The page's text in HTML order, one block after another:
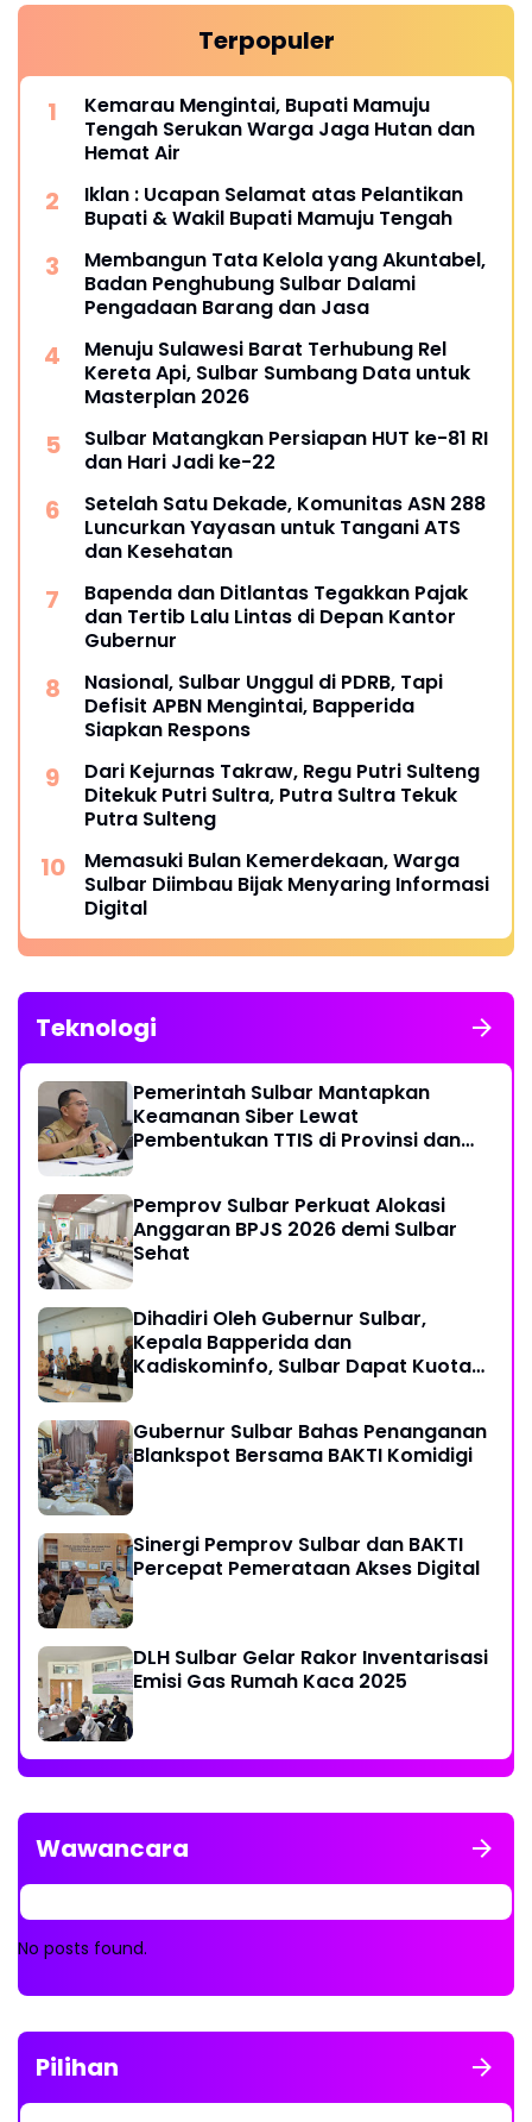
Terpopuler
Kemarau Mengintai, Bupati Mamuju
Tengah Serukan Warga Jaga Hutan dan
Hemat Air
Iklan : Ucapan Selamat atas Pelantikan
Bupati & Wakil Bupati Mamuju Tengah
Membangun Tata Kelola yang Akuntabel,
Badan Penghubung Sulbar Dalami
Pengadaan Barang dan Jasa
Menuju Sulawesi Barat Terhubung Rel
Kereta Api, Sulbar Sumbang Data untuk
Masterplan 2026
Sulbar Matangkan Persiapan HUT ke-81 RI
dan Hari Jadi ke-22
Setelah Satu Dekade, Komunitas ASN 288
Luncurkan Yayasan untuk Tangani ATS
dan Kesehatan
Bapenda dan Ditlantas Tegakkan Pajak
dan Tertib Lalu Lintas di Depan Kantor
Gubernur
Nasional, Sulbar Unggul di PDRB, Tapi
Defisit APBN Mengintai, Bapperida
Siapkan Respons
Dari Kejurnas Takraw, Regu Putri Sulteng
Ditekuk Putri Sultra, Putra Sultra Tekuk
Putra Sulteng
Memasuki Bulan Kemerdekaan, Warga
Sulbar Diimbau Bijak Menyaring Informasi
Digital
Teknologi
Pemerintah Sulbar Mantapkan
Keamanan Siber Lewat
Pembentukan TTIS di Provinsi dan
Pemprov Sulbar Perkuat Alokasi
Anggaran BPJS 2026 demi Sulbar
Sehat
Dihadiri Oleh Gubernur Sulbar,
Kepala Bapperida dan
Kadiskominfo, Sulbar Dapat Kuota
Gubernur Sulbar Bahas Penanganan
Blankspot Bersama BAKTI Komidigi
Sinergi Pemprov Sulbar dan BAKTI
Percepat Pemerataan Akses Digital
DLH Sulbar Gelar Rakor Inventarisasi
Emisi Gas Rumah Kaca 2025
Wawancara
No posts found.
Pilihan